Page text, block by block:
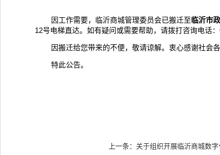
因工作需要，临沂商城管理委员会已搬迁至临沂市
12号电梯直达。如有疑问或需要帮助，请拨打咨询电话
因搬迁给您带来的不便，敬请谅解。衷心感谢社会
特此公告。
上一条： 关于组织开展临沂商城数